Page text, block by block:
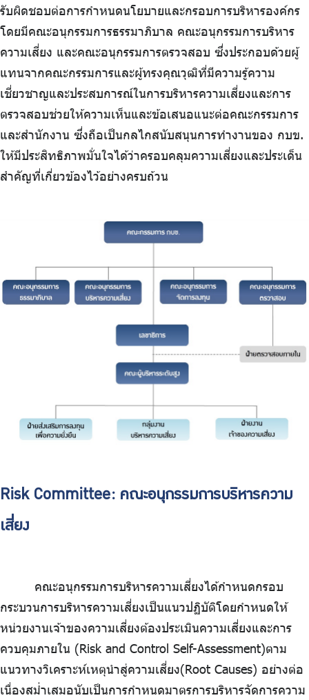
รับผิดชอบต่อการกำหนดนโยบายและกรอบการบริหารองค์กร
โดยมีคณะอนุกรรมการธรรมาภิบาล คณะอนุกรรมการบริหาร
ความเสี่ยง และคณะอนุกรรมการตรวจสอบ ซึ่งประกอบด้วยผู้
แทนจากคณะกรรมการและผู้ทรงคุณวุฒิที่มีความรู้ความ
เชี่ยวชาญและประสบการณ์ในการบริหารความเสี่ยงและการ
ตรวจสอบช่วยให้ความเห็นและข้อเสนอแนะต่อคณะกรรมการ
และสำนักงาน ซึ่งถือเป็นกลไกสนับสนุนการทำงานของ กบข.
ให้มีประสิทธิภาพมั่นใจได้ว่าครอบคลุมความเสี่ยงและประเด็น
สำคัญที่เกี่ยวข้องไว้อย่างครบถ้วน
Risk Committee: คณะอนุกรรมการบริหารความ
เสี่ยง
คณะอนุกรรมการบริหารความเสี่ยงได้กำหนดกรอบ
กระบวนการบริหารความเสี่ยงเป็นแนวปฏิบัติโดยกำหนดให้
หน่วยงานเจ้าของความเสี่ยงต้องประเมินความเสี่ยงและการ
ควบคุมภายใน (Risk and Control Self-Assessment)ตาม
แนวทางวิเคราะห์เหตุนำสู่ความเสี่ยง(Root Causes) อย่างต่อ
เนื่องสม่ำเสมอนับเป็นการกำหนดมาตรการบริหารจัดการความ